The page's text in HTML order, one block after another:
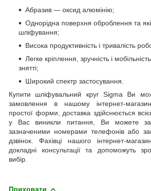
Абразив — оксид алюмінію;
Однорідна поверхня оброблення та
шліфування;
Висока продуктивність і тривалість
Легке кріплення, зручність і
знятті;
Широкий спектр застосування.
Купити шліфувальний круг Sigma Ви
замовлення в нашому інтернет-
простої форми, доставка здійснюється
у Вас виникли питання, Ви можете
зазначеними номерами телефонів або
дзвінок. Фахівці нашого інтернет-
докладні консультації та допоможуть
вибір.
Приховати